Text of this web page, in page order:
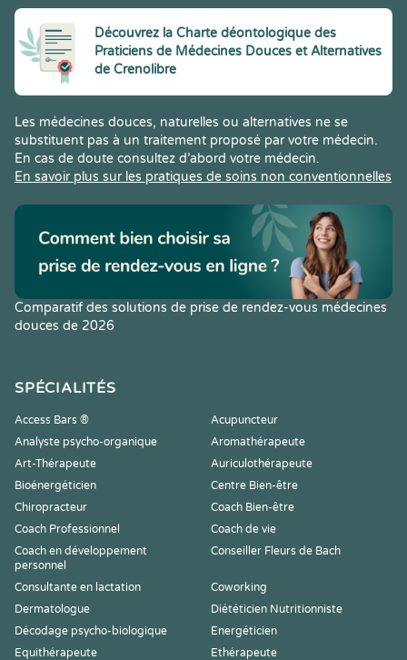
Découvrez la Charte déontologique des
Praticiens de Médecines Douces et Alternatives
de Crenolibre
Les médecines douces, naturelles ou alternatives ne se
substituent pas à un traitement proposé par votre médecin.
En cas de doute consultez d’abord votre médecin.
En savoir plus sur les pratiques de soins non conventionnelles
Comparatif des solutions de prise de rendez-vous médecines
douces de 2026
SPÉCIALITÉS
Access Bars ®
Acupuncteur
Analyste psycho-organique
Aromathérapeute
Art-Thérapeute
Auriculothérapeute
Bioénergéticien
Centre Bien-être
Chiropracteur
Coach Bien-être
Coach Professionnel
Coach de vie
Coach en développement
personnel
Conseiller Fleurs de Bach
Consultante en lactation
Coworking
Dermatologue
Diététicien Nutritionniste
Décodage psycho-biologique
Energéticien
Equithérapeute
Ethérapeute